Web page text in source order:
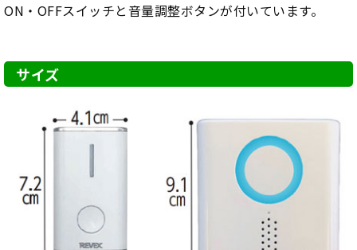
ON・OFFスイッチと音量調整ボタンが付いています。
サイズ